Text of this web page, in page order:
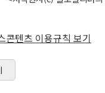
콘텐츠 이용규칙 보기